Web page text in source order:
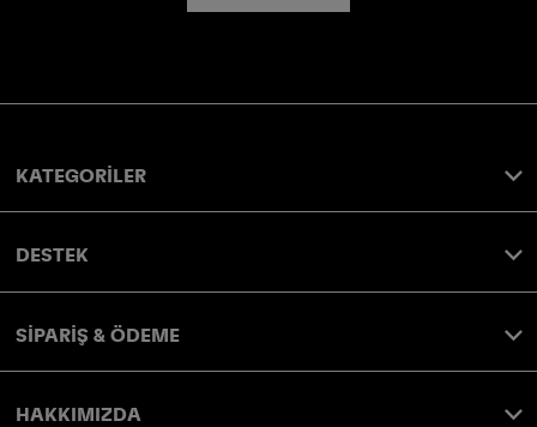
KATEGORİLER
DESTEK
SİPARİŞ & ÖDEME
HAKKIMIZDA